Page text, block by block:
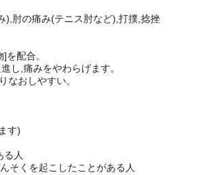
肘の痛み(テニス肘など),打撲,捻挫
]を配合。
し,痛みをやわらげます。
なおしやすい。
す)